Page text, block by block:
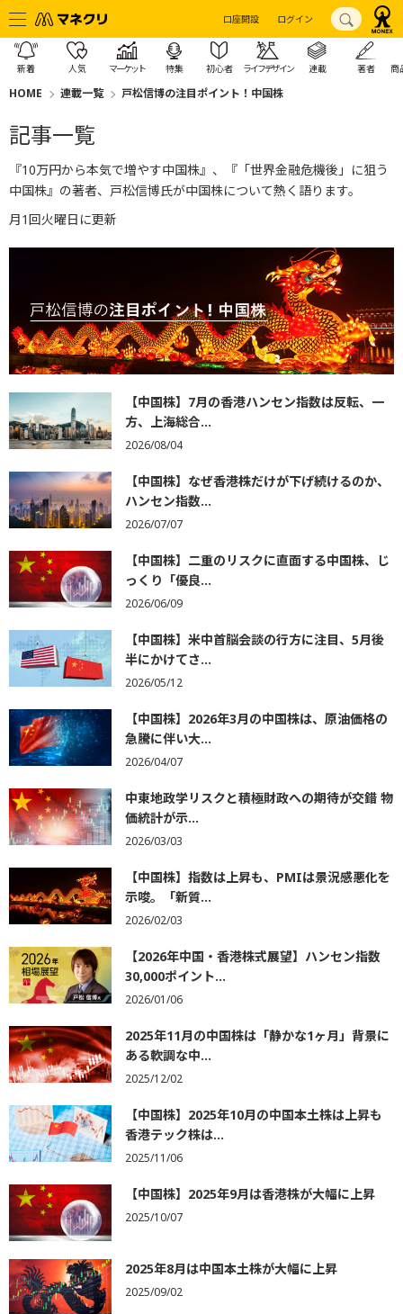
口座開設 ログイン
新着 人気 マーケット 特集 初心者 ライフデザイン 連載 著者 商
HOME 連載一覧 戸松信博の注目ポイント！中国株
記事一覧
『10万円から本気で増やす中国株』、『「世界金融危機後」に狙う
中国株』の著者、戸松信博氏が中国株について熱く語ります。
月1回火曜日に更新
【中国株】7月の香港ハンセン指数は反転、一
方、上海総合...
2026/08/04
【中国株】なぜ香港株だけが下げ続けるのか、
ハンセン指数...
2026/07/07
【中国株】二重のリスクに直面する中国株、じ
っくり「優良...
2026/06/09
【中国株】米中首脳会談の行方に注目、5月後
半にかけてさ...
2026/05/12
【中国株】2026年3月の中国株は、原油価格の
急騰に伴い大...
2026/04/07
中東地政学リスクと積極財政への期待が交錯 物
価統計が示...
2026/03/03
【中国株】指数は上昇も、PMIは景況感悪化を
示唆。「新質...
2026/02/03
【2026年中国・香港株式展望】ハンセン指数
30,000ポイント...
2026/01/06
2025年11月の中国株は「静かな1ヶ月」背景に
ある軟調な中...
2025/12/02
【中国株】2025年10月の中国本土株は上昇も
香港テック株は...
2025/11/06
【中国株】2025年9月は香港株が大幅に上昇
2025/10/07
2025年8月は中国本土株が大幅に上昇
2025/09/02